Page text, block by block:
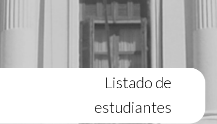
Listado de
estudiantes